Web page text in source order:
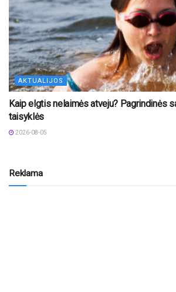
AKTUALIJOS
Kaip elgtis nelaimės atveju? Pagrindinės
taisyklės
2026-08-05
Reklama